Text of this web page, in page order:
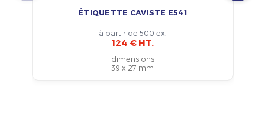
ÉTIQUETTE CAVISTE E541
à partir de 500 ex.
124 € HT.
dimensions
39 x 27 mm